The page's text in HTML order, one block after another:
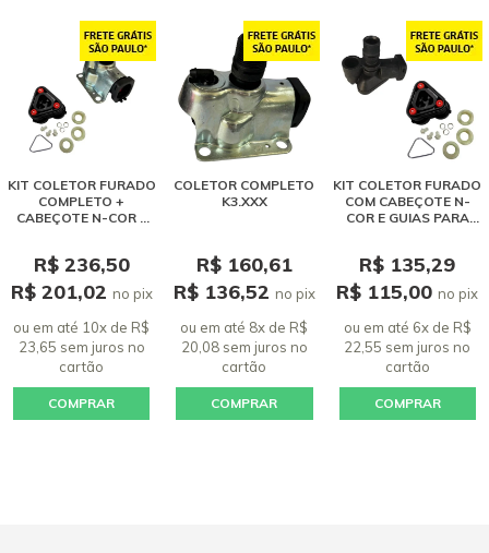
KIT COLETOR FURADO
COMPLETO +
CABEÇOTE N-COR E
K3.XX
R$ 236,50
R$ 201,02 no pix
ou em até 10x de R$
23,65 sem juros no
cartão
COMPRAR
COLETOR COMPLETO
K3.XXX
R$ 160,61
R$ 136,52 no pix
ou em até 8x de R$
20,08 sem juros no
cartão
COMPRAR
KIT COLETOR FURADO
COM CABEÇOTE N-
COR E GUIAS PARA
R$ 135,29
R$ 115,00no pix
ou em até 6x de R$
22,55 sem jurosno
cartão
COMPRAR